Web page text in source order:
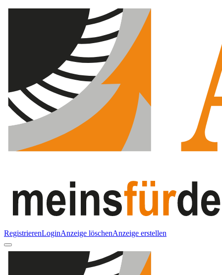
RegistrierenLoginAnzeige löschenAnzeige erstellen